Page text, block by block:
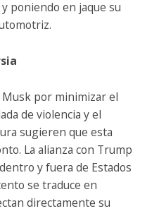
poniendo en jaque su
por minimizar el
de violencia y el
sugieren que esta
La alianza con Trump
y fuera de Estados
se traduce en
directamente su